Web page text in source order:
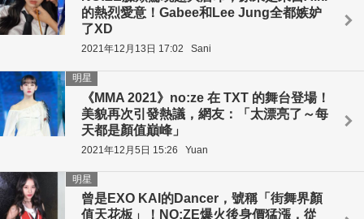
的熱烈愛意！Gabee和Lee Jung全都嫉妒
了XD
2021年12月13日 17:02 Sani
《MMA 2021》no:ze 在 TXT 的舞台登場！
美貌再次引發熱議，網友：「太漂亮了～每
天都是顏值巔峰」
明星
2021年12月5日 15:26 Yuan
曾是EXO KAI的Dancer，號稱「街舞界顏
值天花板」！NO:ZE爆火後身價猛漲，從
明星